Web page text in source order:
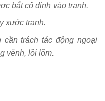
bắt cố định vào tranh.
xước tranh.
cần trách tác động ngoại
vênh, lồi lõm.